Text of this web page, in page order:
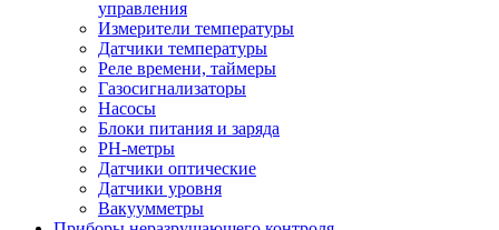
управления
Измерители температуры
Датчики температуры
Реле времени, таймеры
Газосигнализаторы
Насосы
Блоки питания и заряда
PH-метры
Датчики оптические
Датчики уровня
Вакуумметры